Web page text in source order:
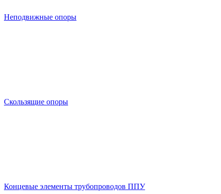
Неподвижные опоры
Скользящие опоры
Концевые элементы трубопроводов ППУ